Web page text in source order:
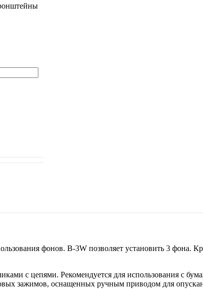
фонов. B-3W позволяет установить 3
с цепями. Рекомендуется для использования с
зажимов, оснащенных ручным приводом для